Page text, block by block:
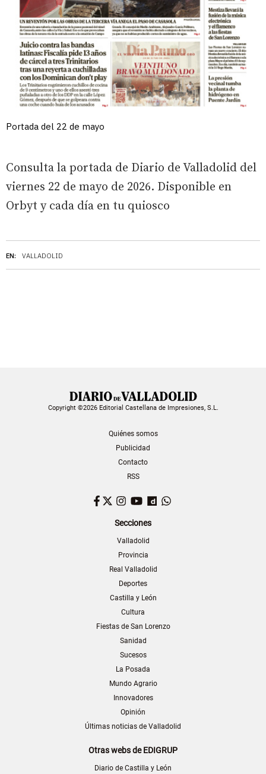
EN: VALLADOLID
Portada del 22 de mayo
Consulta la portada de Diario de Valladolid del
viernes 22 de mayo de 2026. Disponible en
Orbyt y cada día en tu quiosco
Copyright ©2026 Editorial Castellana de Impresiones, S.L.
Quiénes somos
Publicidad
Contacto
RSS
Facebook
TwitterInstagram
YouTubeDailymotion
Secciones
Valladolid
Provincia
Real Valladolid
Deportes
Castilla y León
Cultura
Fiestas de San Lorenzo
Sanidad
Sucesos
La Posada
Mundo Agrario
Innovadores
Opinión
Últimas noticias de Valladolid
Otras webs de EDIGRUP
Diario de Castilla y León